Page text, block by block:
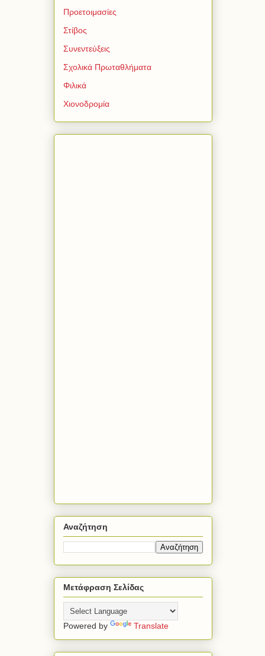
Προετοιμασίες
Στίβος
Συνεντεύξεις
Σχολικά Πρωταθλήματα
Φιλικά
Χιονοδρομία
Αναζήτηση
Μετάφραση Σελίδας
Powered by Translate